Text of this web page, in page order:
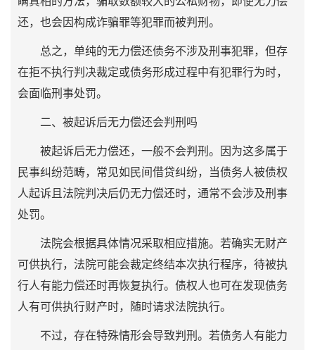
还，也会因构成诈骗罪等犯罪而被判刑。
总之，单纯的无力偿还债务不涉及刑事犯罪，但存
在拒不执行判决裁定或债务形成过程中有犯罪行为时，
会面临刑事处罚。
二、被起诉后无力偿还会判刑吗
被起诉后无力偿还，一般不会判刑。因为这多属于
民事纠纷范畴，常见如民间借贷纠纷，当债务人被债权
人起诉且法院判决后仍无力偿还时，通常不会涉及刑事
处罚。
法院会根据具体情况采取相应措施。若确实无财产
可供执行，法院可能会裁定终结本次执行程序，待被执
行人有能力偿还时再恢复执行。债权人也可在发现债务
人有可供执行财产时，随时请求法院执行。
不过，存在特殊情形会导致判刑。若债务人有能力